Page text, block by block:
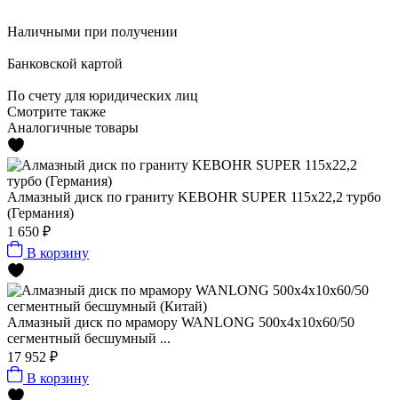
Наличными при получении
Банковской картой
По счету для юридических лиц
Смотрите также
Аналогичные товары
Алмазный диск по граниту KEBOHR SUPER 115x22,2 турбо
(Германия)
1 650 ₽
В корзину
Алмазный диск по мрамору WANLONG 500х4х10х60/50
сегментный бесшумный ...
17 952 ₽
В корзину